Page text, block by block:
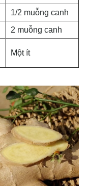
1/2 muỗng canh
2 muỗng canh
Một ít